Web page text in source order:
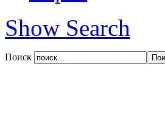
Show Search
Поиск